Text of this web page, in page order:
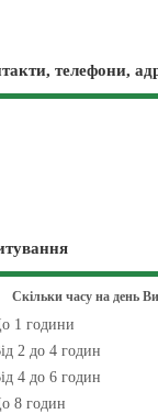
телефони,
Скільки часу на день
1 години
2 до 4 годин
4 до 6 годин
8 годин